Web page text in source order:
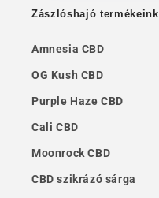
Zászlóshajó termékeink
Amnesia CBD
OG Kush CBD
Purple Haze CBD
Cali CBD
Moonrock CBD
CBD szikrázó sárga